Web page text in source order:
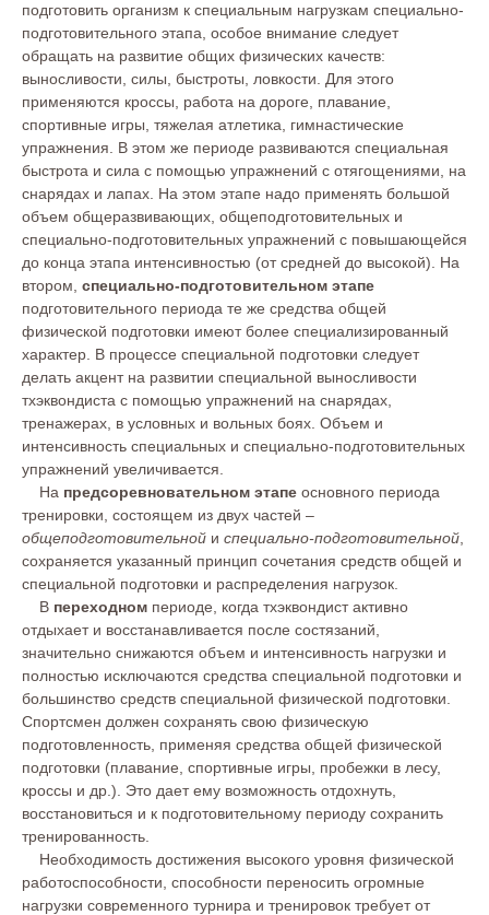
подготовить организм к специальным нагрузкам специально-
подготовительного этапа, особое внимание следует
обращать на развитие общих физических качеств:
выносливости, силы, быстроты, ловкости. Для этого
применяются кроссы, работа на дороге, плавание,
спортивные игры, тяжелая атлетика, гимнастические
упражнения. В этом же периоде развиваются специальная
быстрота и сила с помощью упражнений с отягощениями, на
снарядах и лапах. На этом этапе надо применять большой
объем общеразвивающих, общеподготовительных и
специально-подготовительных упражнений с повышающейся
до конца этапа интенсивностью (от средней до высокой). На
втором, специально-подготовительном этапе
подготовительного периода те же средства общей
физической подготовки имеют более специализированный
характер. В процессе специальной подготовки следует
делать акцент на развитии специальной выносливости
тхэквондиста с помощью упражнений на снарядах,
тренажерах, в условных и вольных боях. Объем и
интенсивность специальных и специально-подготовительных
упражнений увеличивается.
На предсоревновательном этапе основного периода
тренировки, состоящем из двух частей –
общеподготовительной и специально-подготовительной
сохраняется указанный принцип сочетания средств общей и
специальной подготовки и распределения нагрузок.
В переходном периоде, когда тхэквондист активно
отдыхает и восстанавливается после состязаний,
значительно снижаются объем и интенсивность нагрузки и
полностью исключаются средства специальной подготовки и
большинство средств специальной физической подготовки.
Спортсмен должен сохранять свою физическую
подготовленность, применяя средства общей физической
подготовки (плавание, спортивные игры, пробежки в лесу,
кроссы и др.). Это дает ему возможность отдохнуть,
восстановиться и к подготовительному периоду сохранить
тренированность.
Необходимость достижения высокого уровня физической
работоспособности, способности переносить огромные
нагрузки современного турнира и тренировок требует от